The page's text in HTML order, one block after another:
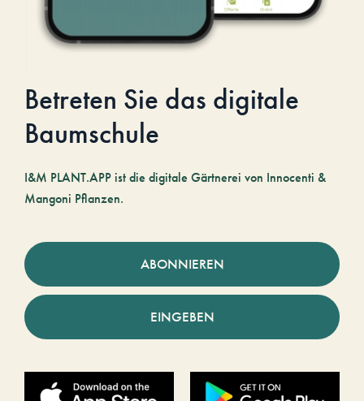
Betreten Sie das digitale
Baumschule
I&M PLANT.APP ist die digitale Gärtnerei von Innocenti &
Mangoni Pflanzen.
ABONNIEREN
EINGEBEN